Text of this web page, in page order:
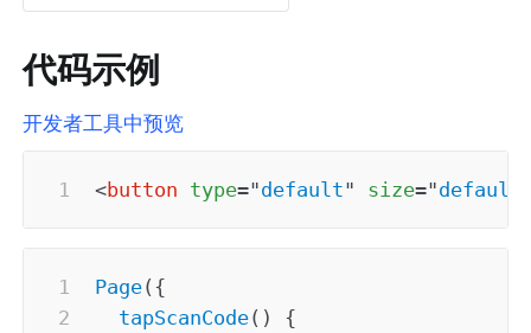
代码示例
开发者工具中预览
<button type="default" size="default
Page( {
tapScanCode( )
{